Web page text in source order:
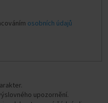
osobních údajů
upozornění.